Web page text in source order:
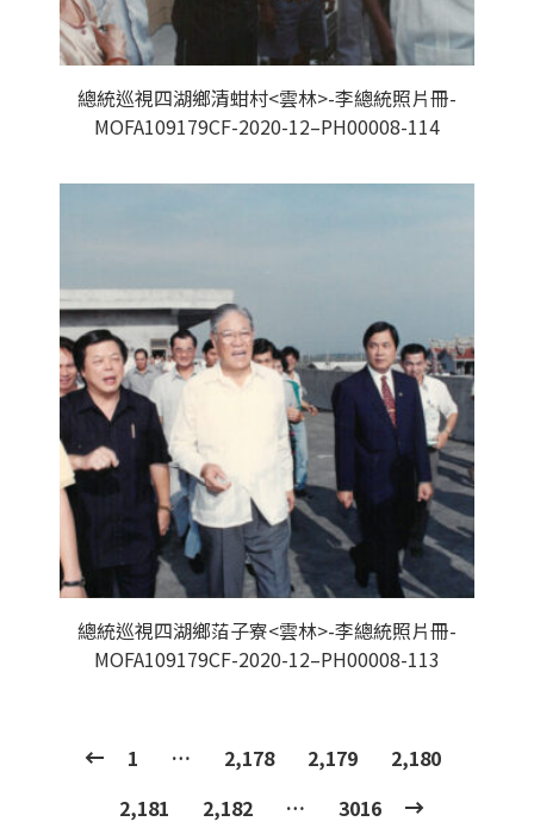
總統巡視四湖鄉清蚶村<雲林>-李總統照片冊-
MOFA109179CF-2020-12–PH00008-114
總統巡視四湖鄉萡子寮<雲林>-李總統照片冊-
MOFA109179CF-2020-12–PH00008-113
1 … 2,178 2,179
2,180
2,181
2,182 … 3016